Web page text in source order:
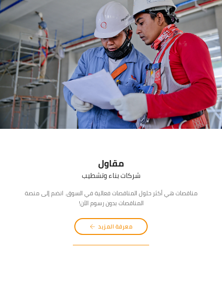
مقاول
شركات بناء وتشطيب
مناقصات هي أكثر حلول المناقصات فعالية في السوق. انضم إلى منصة
المناقصات بدون رسوم الآن!
معرفة المزيد